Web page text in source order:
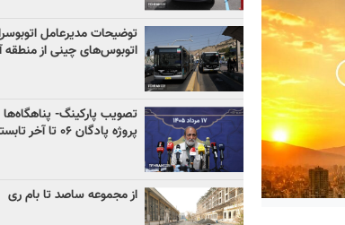
توضیحات مدیرعامل
اتوبوس‌های چینی از منطقه
تصویب پارکینگ-
پروژه پادگان ۰۶ تا آخر تابستان تحویل مردم می‌شود
از مجموعه ساصد تا بام ری